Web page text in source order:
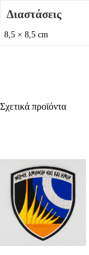
Διαστάσεις
8,5 × 8,5 cm
Σχετικά προϊόντα